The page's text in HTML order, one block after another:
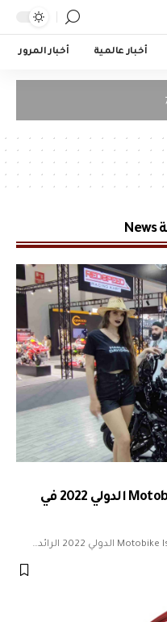
أخبار عالمية أخبار المرور
نجاح كبير لـ معرض Motobike Istanbul الدولي 2022 في
…